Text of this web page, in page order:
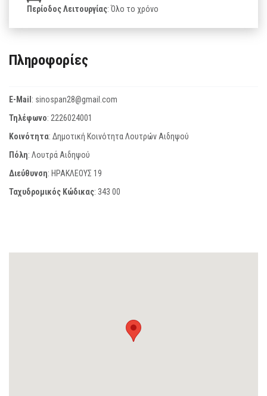
Περίοδος Λειτουργίας: Όλο το χρόνο
Πληροφορίες
E-Mail: sinospan28@gmail.com
Τηλέφωνο: 2226024001
Κοινότητα: Δημοτική Κοινότητα Λουτρών Αιδηψού
Πόλη: Λουτρά Αιδηψού
Διεύθυνση: ΗΡΑΚΛΕΟΥΣ 19
Ταχυδρομικός Κώδικας: 343 00